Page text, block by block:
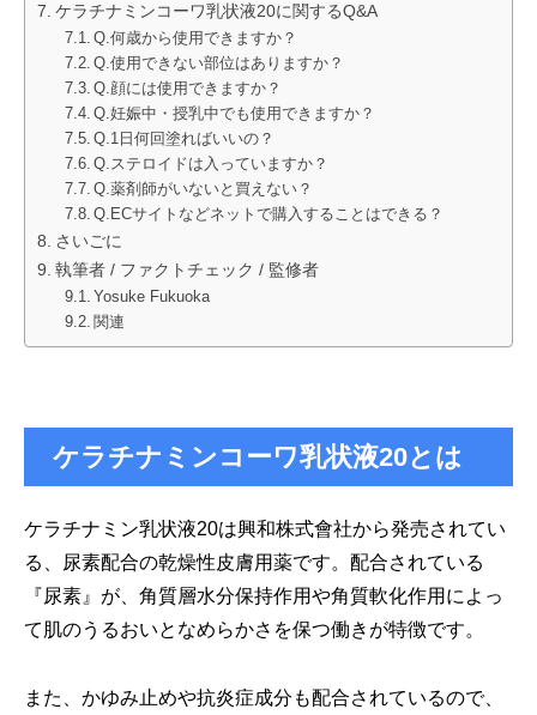
ケラチナミンコーワ乳状液20に関するQ&A
Q.何歳から使用できますか？
Q.使用できない部位はありますか？
Q.顔には使用できますか？
Q.妊娠中・授乳中でも使用できますか？
Q.1日何回塗ればいいの？
Q.ステロイドは入っていますか？
Q.薬剤師がいないと買えない？
Q.ECサイトなどネットで購入することはできる？
さいごに
執筆者 / ファクトチェック / 監修者
Yosuke Fukuoka
関連
ケラチナミンコーワ乳状液20とは
ケラチナミン乳状液20は興和株式會社から発売されてい
る、尿素配合の乾燥性皮膚用薬です。配合されている
『尿素』が、角質層水分保持作用や角質軟化作用によっ
て肌のうるおいとなめらかさを保つ働きが特徴です。
また、かゆみ止めや抗炎症成分も配合されているので、